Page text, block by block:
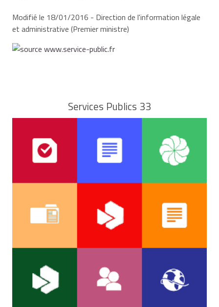
Modifié le 18/01/2016 - Direction de l'information légale
et administrative (Premier ministre)
Services Publics 33